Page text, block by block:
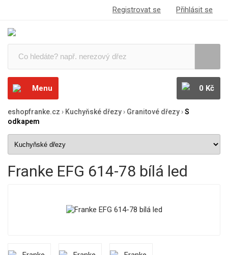
Registrovat se Přihlásit se
Menu 0 Kč
eshopfranke.cz › Kuchyňské dřezy› Granitové dřezy›S
odkapem
Franke EFG 614-78 bílá led